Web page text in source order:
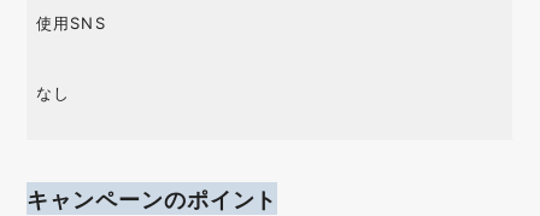
使用SNS
なし
キャンペーンのポイント